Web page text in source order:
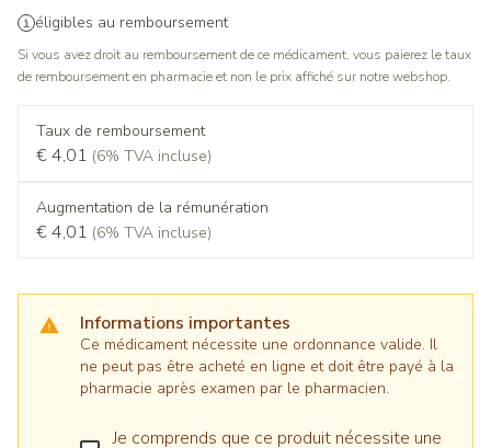
éligibles au remboursement
Si vous avez droit au remboursement de ce médicament, vous paierez le taux
de remboursement en pharmacie et non le prix affiché sur notre webshop.
Taux de remboursement
€ 4,01 (6% TVA incluse)
Augmentation de la rémunération
€ 4,01 (6% TVA incluse)
Informations importantes
Ce médicament nécessite une ordonnance valide. Il
ne peut pas être acheté en ligne et doit être payé à la
pharmacie après examen par le pharmacien.
Je comprends que ce produit nécessite une